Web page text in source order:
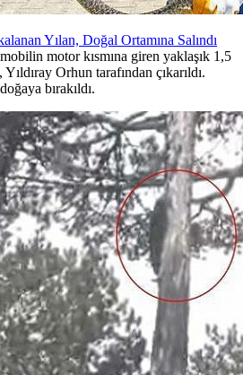
Yılan, Doğal Ortamına Salındı
motor kısmına giren yaklaşık 1,5
Orhun tarafından çıkarıldı.
bırakıldı.